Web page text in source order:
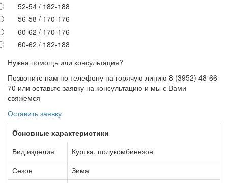
52-54 / 182-188
56-58 / 170-176
60-62 / 170-176
60-62 / 182-188
Нужна помощь или консультация?
Позвоните нам по телефону на горячую линию 8 (3952) 48-66-
70 или оставьте заявку на консультацию и мы с Вами
свяжемся
Оставить заявку
Основные характеристики
Вид изделия
Куртка, полукомбинезон
Сезон
Зима